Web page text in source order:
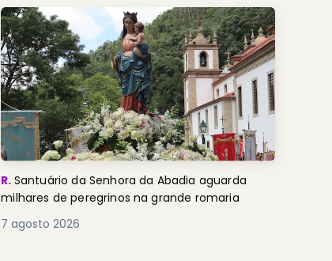
R. Santuário da Senhora da Abadia aguarda
milhares de peregrinos na grande romaria
7 agosto 2026